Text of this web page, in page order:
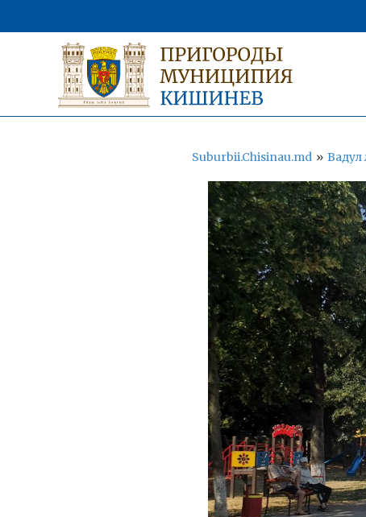
Suburbii.Chisinau.md » Вадул